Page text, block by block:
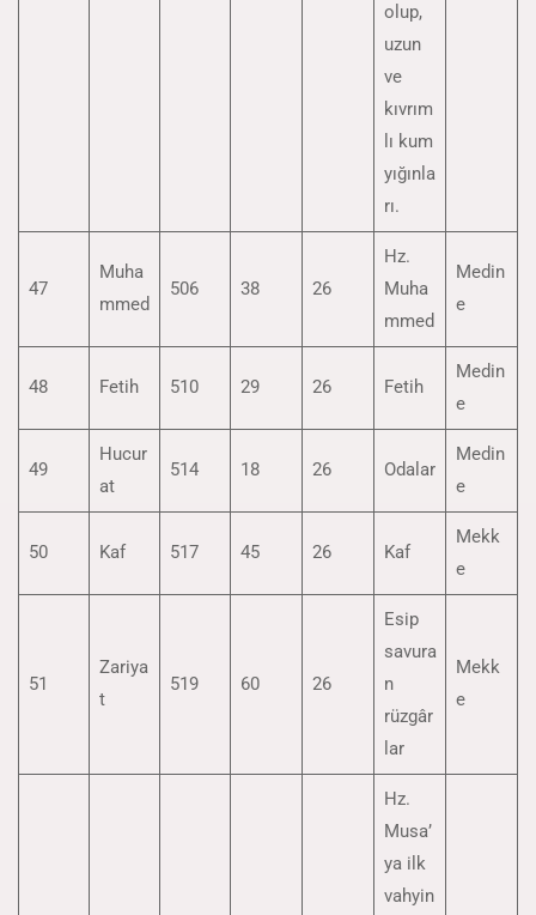
olup,
uzun
ve
kıvrım
lı kum
yığınla
rı.
47
Muha
mmed
506 38 26
Hz.
Muha
mmed
Medin
e
48 Fetih 510 29 26 Fetih
Medin
e
49
Hucur
at
514 18 26 Odalar
Medin
e
50 Kaf 517 45 26 Kaf
Mekk
e
51
Zariya
t
519 60 26
Esip
savura
n
rüzgâr
lar
Mekk
e
Hz.
Musa’
ya ilk
vahyin